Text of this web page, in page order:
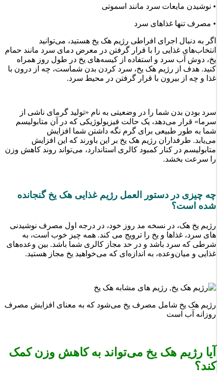
• نوشیدن مایعات سرد مانند اسموتی
• مصرف تنها غذاهای سرد
اگر به دنبال اجرای افراطی رژیم هک یخ هستید، می‌توانید
انتخاب‌های غذایی را با قرار گرفتن در معرض دمای سرد مانند حمام
یخ، دوش آب سرد و استفاده از کیسه‌های یخ در طول روز همراه
کنید. هدف از رژیم هک یخ، سرد کردن بدن شماست، چه از درون با
غذا و چه از بیرون با قرار گرفتن در محیط سرد.
سرد بودن بدن شما را در وضعیتی به نام «تولید گرمای ناشی از
سرما» قرار می‌دهد، یک حالت فیزیولوژیکی که در آن متابولیسم
شما به طور طبیعی برای گرم نگه داشتن شما افزایش
می‌یابد. طرفداران رژیم هک یخ بر این باورند که این افزایش
متابولیسم در کنار کمبود کالری استاندارد، می‌تواند روند کاهش وزن
را سرعت بخشد.
چه چیزی در دستور العمل رژیم غذایی هک یخ گنجانده
شده است؟
رژیم یخ هک، در نسخه مد روز خود، در درجه اول مصرف نوشیدنی
های سرد، غذاها و یخ را ترویج می کند. همه چیز خوب است، به
شرطی که سرد باشد و در حد مجاز کالری شما باشد. بین وعده‌های
غذایی و میان‌وعده، به اندازه‌ای که می‌خواهید یخ مجاز هستید.
رژیم هک یخ شامل مصرف یخ می‌شود که به معنای افزایش مصرف
روزانه آب است
آیا رژیم هک یخ می‌تواند به کاهش وزن کمک
کند؟